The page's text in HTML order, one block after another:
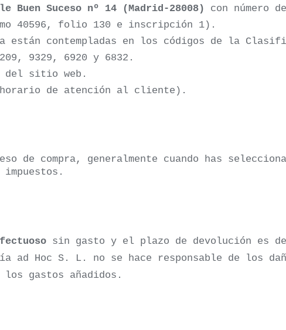
Buen Suceso nº 14 (Madrid-28008) con número
40596, folio 130 e inscripción 1).
están contempladas en los códigos de la
9329, 6920 y 6832.
sitio web.
de atención al cliente).
de compra, generalmente cuando has
sin gasto y el plazo de devolución es
ad Hoc S. L. no se hace responsable de los
gastos añadidos.